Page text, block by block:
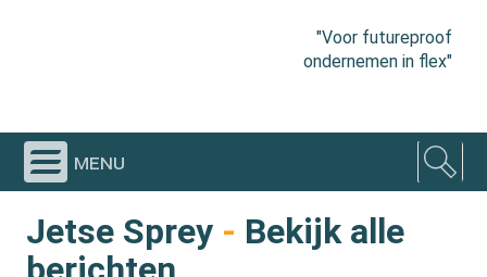
"Voor futureproof
ondernemen in flex"
menu
Jetse Sprey - Bekijk alle